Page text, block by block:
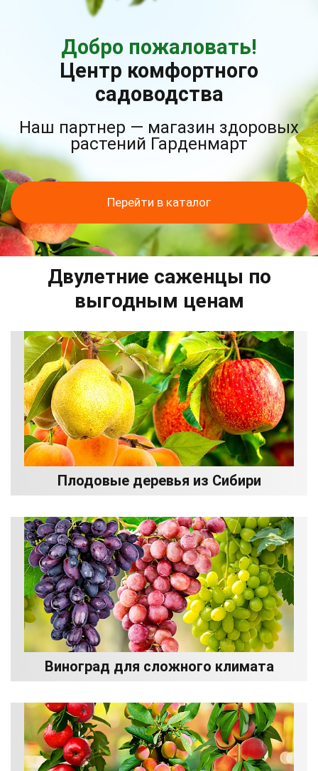
Добро пожаловать!
Центр комфортного
садоводства
Наш партнер — магазин здоровых
растений Гарденмарт
Перейти в каталог
Двулетние саженцы по
выгодным ценам
Плодовые деревья из Сибири
Виноград для сложного климата